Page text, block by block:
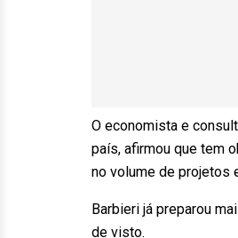
O economista e
país, afirmou que tem
no volume de projetos
Barbieri já preparou
de visto.